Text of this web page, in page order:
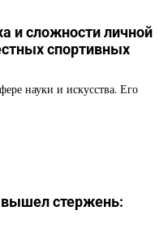
и сложности личной
спортивных
науки и искусства. Его
вышел стержень: